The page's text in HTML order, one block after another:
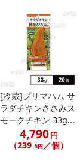
[冷蔵]プリマハム サ
ラダチキンささみス
モークチキン 33g...
4,790円
（239.5円／個）